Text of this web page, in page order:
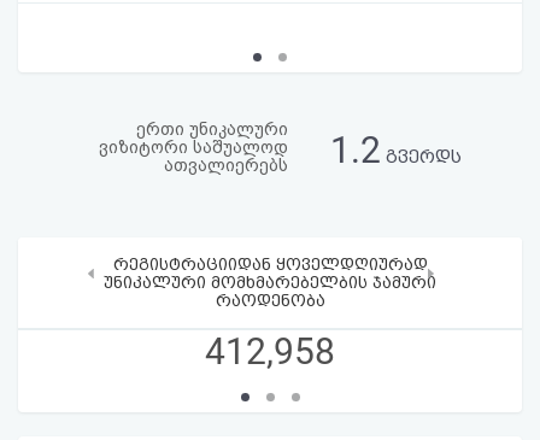
ერთი უნიკალური
ვიზიტორი საშუალოდ
ათვალიერებს
1.2 გვერდს
რეგისტრაციიდან ყოველდღიურად
უნიკალური მომხმარებელბის ჯამური
რაოდენობა
412,958
‹ ›